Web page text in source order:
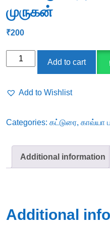
முருகன்
₹200
நாமக்கல்
(தொ)
பெருமாள்
quantity
Add to cart
Add to Wishlist
Categories: கட்டுரை, காவ்யா
Additional information
Additional